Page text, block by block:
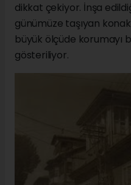
dikkat çekiyor. İnşa
günümüze taşıyan
büyük ölçüde korumayı
gösteriliyor.